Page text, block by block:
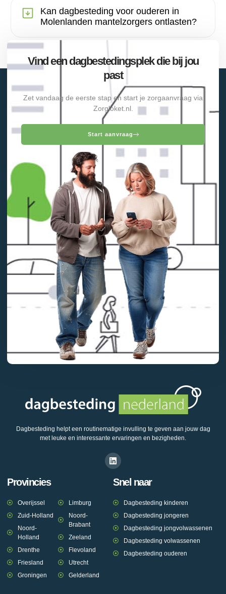
Kan dagbesteding voor ouderen in
Molenlanden mantelzorgers ontlasten?
Vind een dagbestedingsplek die bij jou
past
Zet vandaag de eerste stap en start je zorgaanvraag via
Zorgloket.nl.
Start aanvraag
Dagbesteding helpt een routinematige invulling te geven aan jouw dag
met leuke en interessante ervaringen en bezigheden.
Provincies
Overijssel
Zuid-Holland
Noord-
Holland
Drenthe
Friesland
Groningen
Limburg
Noord-
Brabant
Zeeland
Flevoland
Utrecht
Gelderland
Snel naar
Dagbesteding kinderen
Dagbesteding jongeren
Dagbesteding jongvolwassenen
Dagbesteding volwassenen
Dagbesteding ouderen